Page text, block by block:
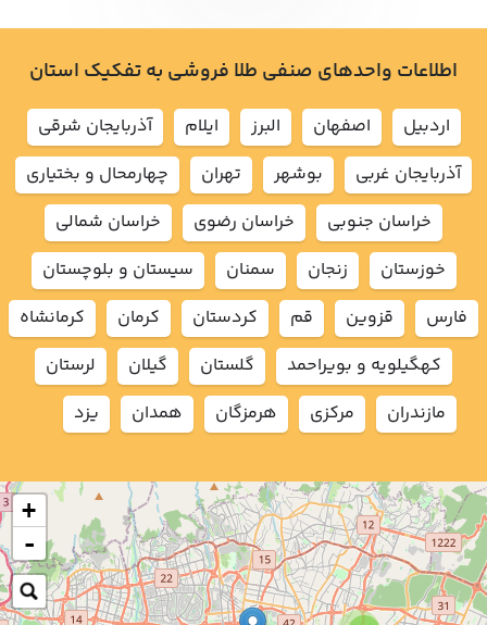
+
-
اطلاعات واحدهای صنفی طلا فروشی به تفکیک استان
اردبيل اصفهان البرز ايلام
آذربايجان شرقي
آذربايجان غربي
بوشهر تهران
چهارمحال و بختياري
خراسان جنوبي
خراسان رضوي
خراسان شمالي
خوزستان
زنجان سمنان
سيستان و بلوچستان
فارس
قزوين قم كردستان كرمان
كرمانشاه
كهگيلويه و بويراحمد
گلستان گيلان
لرستان
مازندران
مركزي هرمزگان همدان يزد